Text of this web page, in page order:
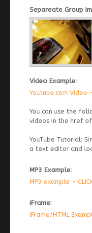
Separeate Group
Video Example:
Youtube.com Video -
You can use the
videos in the href
YouTube Tutorial:
a text editor and
MP3 Example:
MP3 example -
iFrame:
iFrame/HTML